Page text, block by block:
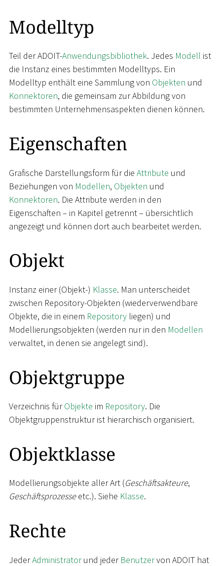
Modelltyp
Teil der ADOIT-Anwendungsbibliothek. Jedes Modell ist
die Instanz eines bestimmten Modelltyps. Ein
Modelltyp enthält eine Sammlung von Objekten und
Konnektoren, die gemeinsam zur Abbildung von
bestimmten Unternehmensaspekten dienen können.
Eigenschaften
Grafische Darstellungsform für die Attribute und
Beziehungen von Modellen, Objekten und
Konnektoren. Die Attribute werden in den
Eigenschaften – in Kapitel getrennt – übersichtlich
angezeigt und können dort auch bearbeitet werden.
Objekt
Instanz einer (Objekt-) Klasse. Man unterscheidet
zwischen Repository-Objekten (wiederverwendbare
Objekte, die in einem Repository liegen) und
Modellierungsobjekten (werden nur in den Modellen
verwaltet, in denen sie angelegt sind).
Objektgruppe
Verzeichnis fürObjekte im Repository. Die
Objektgruppenstruktur ist hierarchisch organisiert.
Objektklasse
Modellierungsobjekte aller Art (Geschäftsakteure,
Geschäftsprozesseetc.). Siehe Klasse.
Rechte
JederAdministratorund jeder Benutzervon ADOIT hat